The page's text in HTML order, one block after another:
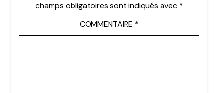
champs obligatoires sont indiqués avec *
COMMENTAIRE *